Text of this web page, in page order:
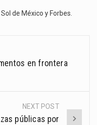
Sol de México y Forbes.
en frontera
NEXT POST
públicas por